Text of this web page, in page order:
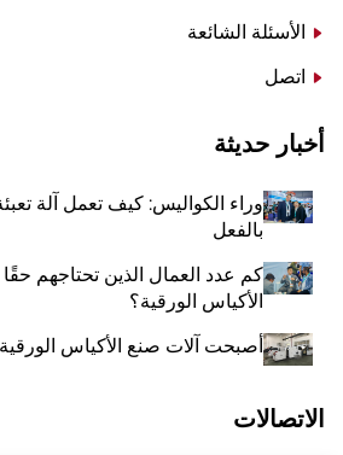
الأسئلة الشائعة
اتصل
أخبار حديثة
وراء الكواليس: كيف تعمل آلة
بالفعل
كم عدد العمال الذين تحتاجهم حقًا
الأكياس الورقية؟
أصبحت آلات صنع الأكياس
الاتصالات